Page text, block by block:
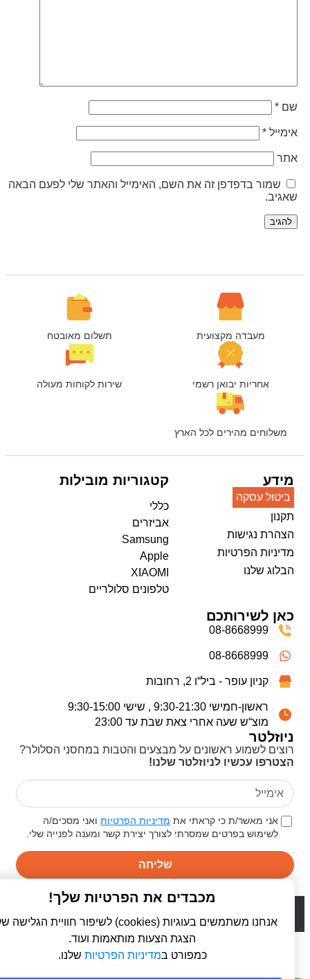
*
*
שמור בדפדפן זה את השם, האימייל והאתר שלי לפעם הבאה
מעבדה מקצועית תשלום מאובטח
אחריות יבואן רשמי שירות לקוחות מעולה
משלוחים מהירים לכל הארץ
ניוזלטר
רוצים לשמוע ראשונים על מבצעים והטבות במחסני הסלולר?
הצטרפו עכשיו לניוזלטר שלנו!
אני מאשר/ת כי קראתי אתמדיניות הפרטיותואני מסכים/ה
לשימוש בפרטים שמסרתי לצורך יצירת קשר ומענה לפנייה שלי.
שליחה
מידע
ביטול עסקה
תקנון
הצהרת נגישות
מדיניות הפרטיות
הבלוג שלנו
קטגוריות מובילות
כללי
אביזרים
Samsung
Apple
XIAOMI
טלפונים סלולריים
כאן לשירותכם
08-8668999
08-8668999
קניון עופר - ביל“ו 2, רחובות
ראשון-חמישי 9:30-21:30 , שישי 9:30-15:00
מוצ“ש שעה אחרי צאת שבת עד 23:00
WebDigital | וובדיגיטל - עיצוב ובניית אתרים
מכבדים את הפרטיות שלך!
אנחנו משתמשים בעוגיות (cookies) לשיפור חוויית הגלישה שלך,
הצגת הצעות מותאמות ועוד.
כמפורט במדיניות הפרטיותשלנו.